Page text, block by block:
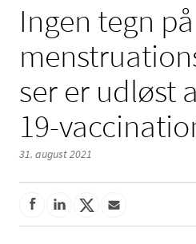
Ingen tegn
ser er udløst
19-
31. august 2021